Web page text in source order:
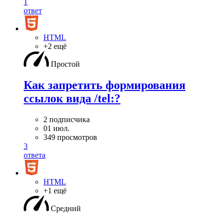
ответ
HTML
+2 ещё
Простой
Как запретить формирования
ссылок вида /tel:?
2 подписчика
01 июл.
349 просмотров
3
ответа
HTML
+1 ещё
Средний